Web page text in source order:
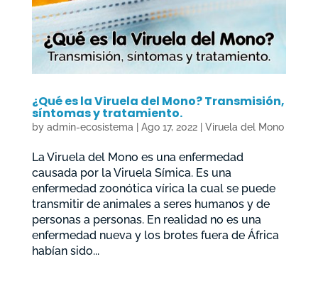
¿Qué es la Viruela del Mono? Transmisión,
síntomas y tratamiento.
by admin-ecosistema Ago 17, 2022| Viruela del Mono
La Viruela del Mono es una enfermedad
causada por la Viruela Símica. Es una
enfermedad zoonótica vírica la cual se puede
transmitir de animales a seres humanos y de
personas a personas. En realidad no es una
enfermedad nueva y los brotes fuera de África
habían sido...